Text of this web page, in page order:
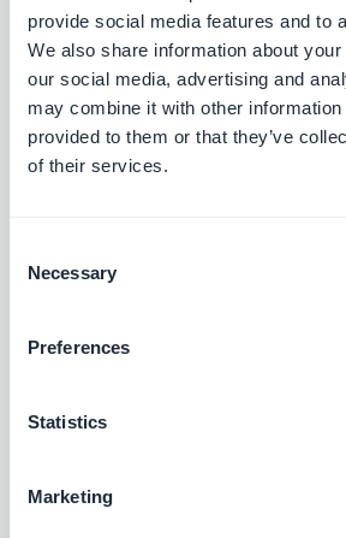
provide social media features and to
We also share information about
our social media, advertising and
may combine it with other information
provided to them or that they’ve
of their services.
Selection
Necessary
Preferences
Statistics
Marketing
Unificare i contenuti,
Gratis
Presentatevi con una